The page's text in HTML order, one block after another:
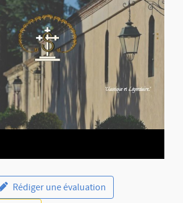
Rédiger une évaluation